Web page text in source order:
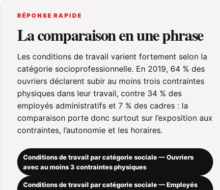
RÉPONSE RAPIDE
La comparaison en une phrase
Les conditions de travail varient fortement selon la
catégorie socioprofessionnelle. En 2019, 64 % des
ouvriers déclarent subir au moins trois contraintes
physiques dans leur travail, contre 34 % des
employés administratifs et 7 % des cadres : la
comparaison porte donc surtout sur l’exposition aux
contraintes, l’autonomie et les horaires.
Conditions de travail par catégorie sociale — Ouvriers
avec au moins 3 contraintes physiques
Conditions de travail par catégorie sociale — Employés